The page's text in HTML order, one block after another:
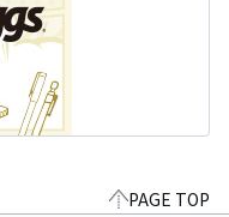
PAGE TOP